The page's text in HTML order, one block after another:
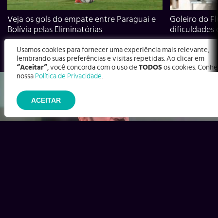
Veja os gols do empate entre Paraguai e
Bolívia pelas Eliminatórias
Goleiro do
dificuldades
Usamos cookies para fornecer uma experiência mais relevante,
lembrando suas preferências e visitas repetidas. Ao clicar em
“Aceitar”, você concorda com o uso de TODOSos cookies.
nossa Política de Privacidade.
ACEITAR